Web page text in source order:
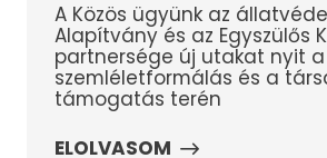
A Közös ügyünk az
Alapítvány és az Egyszülős
partnersége új utakat nyit a
szemléletformálás és a
támogatás terén
ELOLVASOM